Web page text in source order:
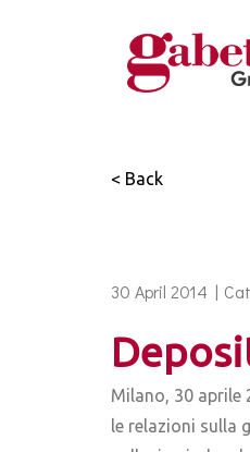
< Back
30 April 2014 |
Milano, 30 aprile
le relazioni sulla